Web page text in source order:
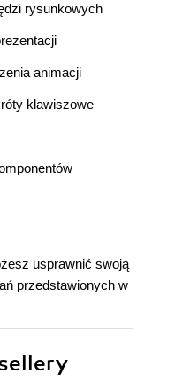
rysunkowych
animacji
klawiszowe
usprawnić swoją
przedstawionych w